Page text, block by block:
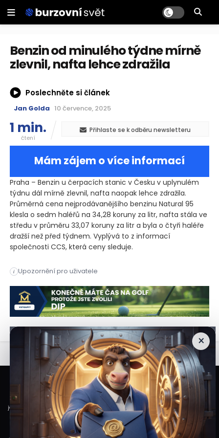
Benzin od minulého týdne mírně
zlevnil, nafta lehce zdražila
Poslechněte si článek
Jan Golda 10 července, 2025
1 min.
čtení
Přihlaste se k odběru newsletteru
Mám zájem o více informací
Praha – Benzin u čerpacích stanic v Česku v uplynulém
týdnu dál mírně zlevnil, nafta naopak lehce zdražila.
Průměrná cena nejprodávanějšího benzinu Natural 95
klesla o sedm haléřů na 34,28 koruny za litr, nafta stála ve
středu v průměru 33,07 koruny za litr a byla o čtyři haléře
dražší než před týdnem. Vyplývá to z informací
společnosti CCS, která ceny sleduje.
i Upozornění pro uživatele
Praha – Benzin u čerpacích stanic v Česku v uplynulém
×
Veškeré informace a materiály zveřejněné na internetových stránkách
Burzovního Světa vycházejí z veřejně dostupných a důvěryhodných zdrojů. Při
jejich zpracování je postupováno s odbornou péčí a cílem poskytovat čtenářům
objektivní, aktuální a srozumitelné informace. Obsah internetových stránek
slouží výhradně k informačním a vzdělávacím účelům. Nepředstavuje